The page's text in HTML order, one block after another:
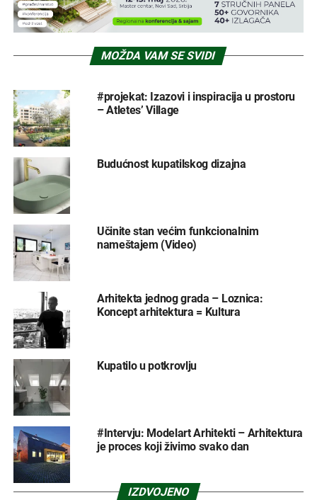
MOŽDA VAM SE SVIDI
#projekat: Izazovi i inspiracija u prostoru
– Atletes’ Village
Budućnost kupatilskog dizajna
Učinite stan većim funkcionalnim
nameštajem (Video)
Arhitekta jednog grada – Loznica:
Koncept arhitektura = Kultura
Kupatilo u potkrovlju
#Intervju: Modelart Arhitekti – Arhitektura
je proces koji živimo svako dan
IZDVOJENO